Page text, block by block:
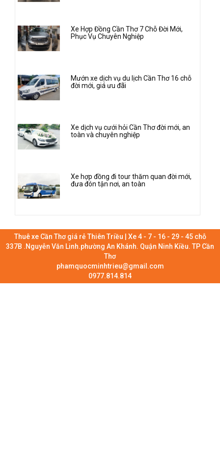
Xe Hợp Đồng Cần Thơ 7 Chỗ Đời Mới,
Phục Vụ Chuyên Nghiệp
Mướn xe dịch vụ du lịch Cần Thơ 16 chỗ
đời mới, giá ưu đãi
Xe dịch vụ cưới hỏi Cần Thơ đời mới, an
toàn và chuyên nghiệp
Xe hợp đồng đi tour thăm quan đời mới,
đưa đón tận nơi, an toàn
Thuê xe Cần Thơ giá rẻ Thiên Triều | Xe 4 - 7 - 16 - 29 - 45 chỗ
337B .Nguyễn Văn Linh.phường An Khánh. Quận Ninh Kiều. TP Cần
Thơ
phamquocminhtrieu@gmail.com
0977.814.814